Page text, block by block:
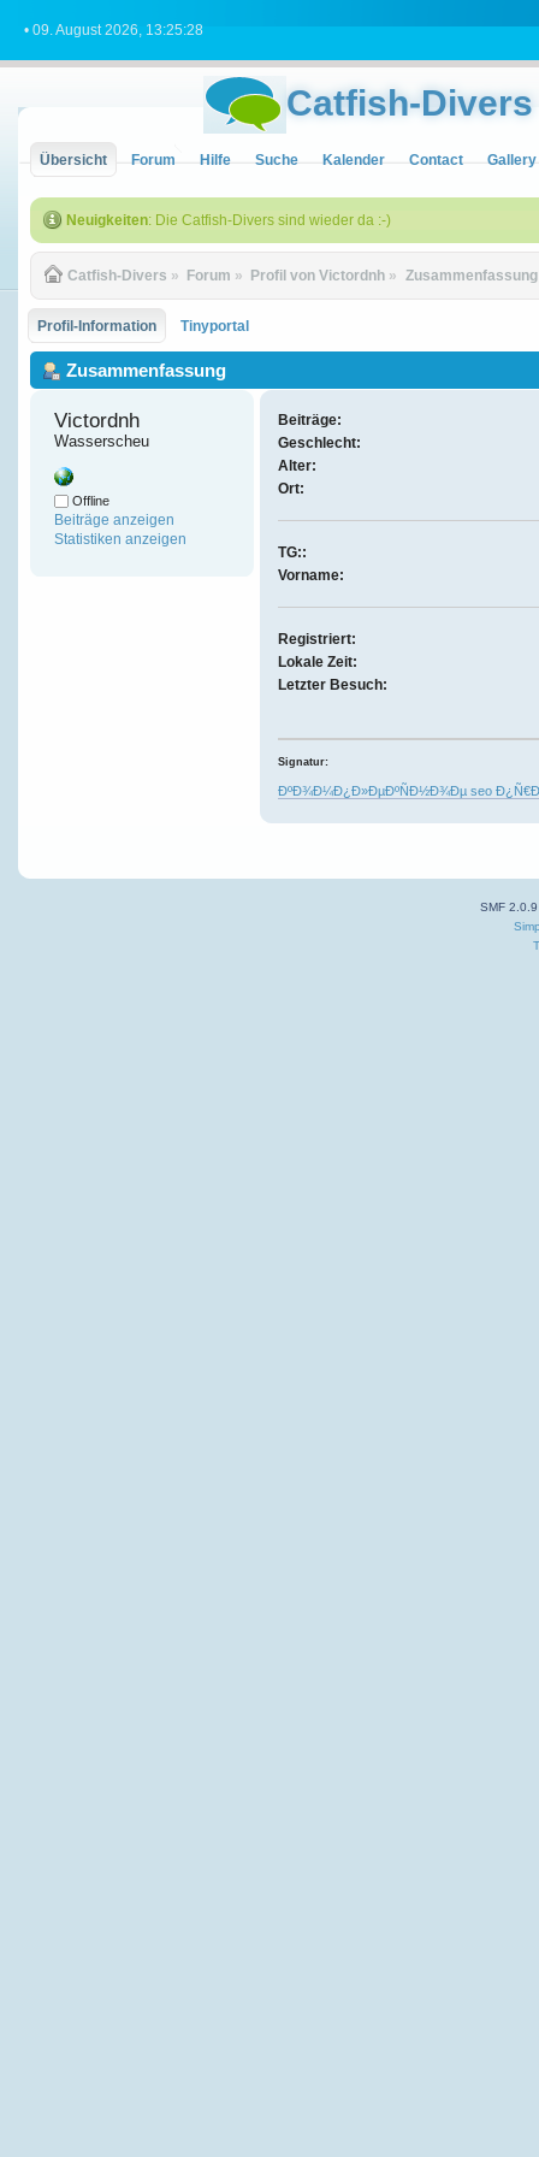
• 09. August 2026, 13:25:28
Catfish-Divers
Übersicht Forum Hilfe Suche Kalender Contact Gallery
Neuigkeiten: Die Catfish-Divers sind wieder da :-)
Catfish-Divers » Forum » Profil von Victordnh » Zusammenfassung
Profil-Information Tinyportal
Zusammenfassung
Victordnh
Wasserscheu
Offline
Beiträge anzeigen
Statistiken anzeigen
Beiträge:
Geschlecht:
Alter:
Ort:
TG::
Vorname:
Registriert:
Lokale Zeit:
Letzter Besuch:
Signatur:
ÐºÐ¾Ð¼Ð¿Ð»ÐµÐºÑÐ½Ð¾Ðµ seo
SMF 2.0.9